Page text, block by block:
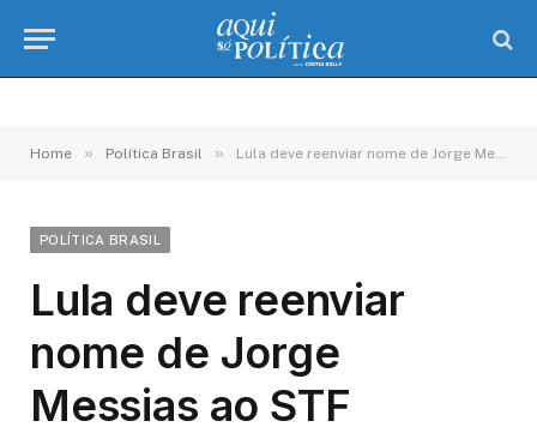
Home » Política Brasil » Lula deve reenviar nome de Jorge Messias ao STF
POLÍTICA BRASIL
Lula deve reenviar
nome de Jorge
Messias ao STF